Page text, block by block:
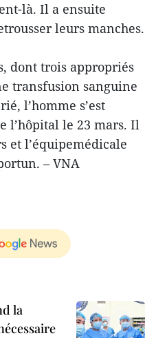
là. Il a ensuite
leurs manches.
dont trois appropriés
transfusion sanguine
l’homme s’est
l’hôpital le 23 mars. Il
et l’équipemédicale
– VNA
la